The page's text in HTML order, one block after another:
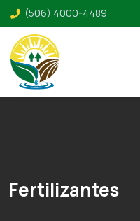
(506) 4000-4489
Fertilizantes